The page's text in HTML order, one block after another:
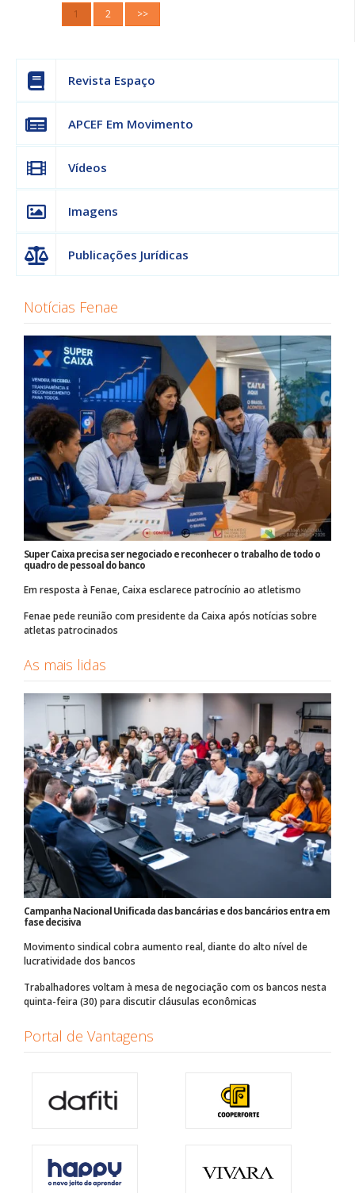
1 2 >>
Revista Espaço
APCEF Em Movimento
Vídeos
Imagens
Publicações Jurídicas
Notícias Fenae
Super Caixa precisa ser negociado e reconhecer o trabalho de todo o
quadro de pessoal do banco
Em resposta à Fenae, Caixa esclarece patrocínio ao atletismo
Fenae pede reunião com presidente da Caixa após notícias sobre
atletas patrocinados
As mais lidas
Campanha Nacional Unificada das bancárias e dos bancários entra em
fase decisiva
Movimento sindical cobra aumento real, diante do alto nível de
lucratividade dos bancos
Trabalhadores voltam à mesa de negociação com os bancos nesta
quinta-feira (30) para discutir cláusulas econômicas
Portal de Vantagens